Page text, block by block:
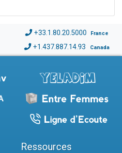
+33.1.80.20.5000 France
+1.437.887.14.93 Canada
Ressources